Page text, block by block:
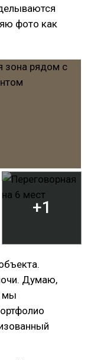
фото как
+1
Думаю,
мы